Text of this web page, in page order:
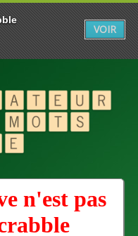
n'est pas
VOIR